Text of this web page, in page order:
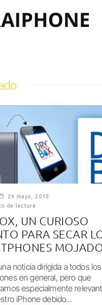
29 mayo, 2013
de lectura
UN CURIOSO
PARA SECAR
noticia dirigida a todos los
en general, pero que
especialmente
iPhone debido...